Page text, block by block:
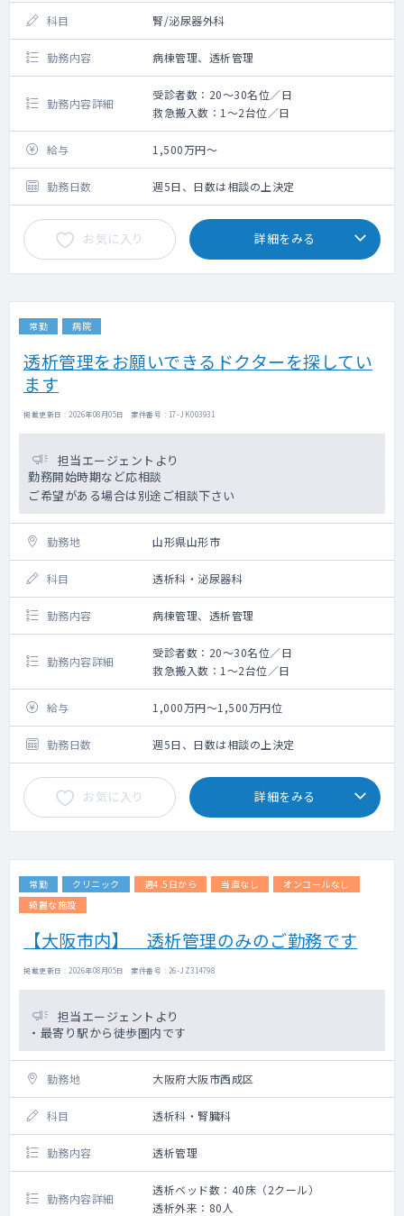
科目 腎/泌尿器外科
勤務内容 病棟管理、透析管理
勤務内容詳細
受診者数：20～30名位／日
救急搬入数：1～2台位／日
給与 1,500万円～
勤務日数 週5日、日数は相談の上決定
お気に入り 詳細をみる
常勤 病院
透析管理をお願いできるドクターを探してい
ます
掲載更新日 : 2026年08月05日 案件番号 : 17-JK003931
担当エージェントより
勤務開始時期など応相談
ご希望がある場合は別途ご相談下さい
勤務地 山形県山形市
科目 透析科・泌尿器科
勤務内容 病棟管理、透析管理
勤務内容詳細
受診者数：20～30名位／日
救急搬入数：1～2台位／日
給与 1,000万円～1,500万円位
勤務日数 週5日、日数は相談の上決定
お気に入り 詳細をみる
常勤 クリニック 週4.5日から 当直なし
オンコールなし
綺麗な施設
【大阪市内】 透析管理のみのご勤務です
掲載更新日 : 2026年08月05日 案件番号 : 26-JZ314798
担当エージェントより
・最寄り駅から徒歩圏内です
勤務地 大阪府大阪市西成区
科目 透析科・腎臓科
勤務内容 透析管理
勤務内容詳細
透析ベッド数：40床（2クール）
透析外来：80人